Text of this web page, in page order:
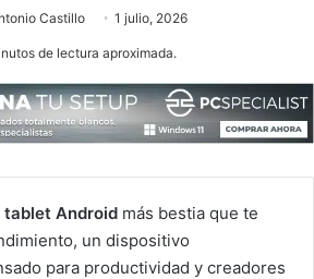
Castillo 1 julio, 2026
de lectura aproximada.
tablet Android más bestia que te
un dispositivo
para productividad y creadores